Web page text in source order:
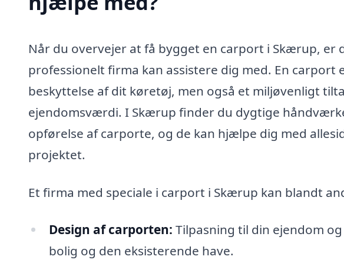
Når du overvejer at få bygget en carport i Skærup, er
professionelt firma kan assistere dig med. En carport
beskyttelse af dit køretøj, men også et miljøvenligt
ejendomsværdi. I Skærup finder du dygtige
opførelse af carporte, og de kan hjælpe dig med
projektet.
Et firma med speciale i carport i Skærup kan blandt
Design af carporten: Tilpasning til din ejendom
bolig og den eksisterende have.